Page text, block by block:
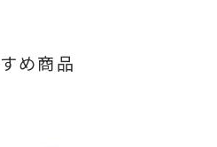
め商品